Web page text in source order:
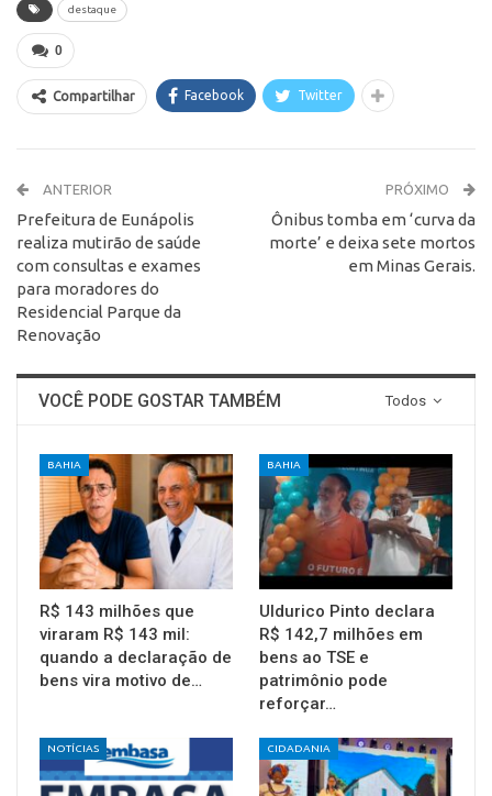
destaque
0
Compartilhar Facebook Twitter
ANTERIOR
Prefeitura de Eunápolis
realiza mutirão de saúde
com consultas e exames
para moradores do
Residencial Parque da
Renovação
PRÓXIMO
Ônibus tomba em ‘curva da
morte’ e deixa sete mortos
em Minas Gerais.
Todos
VOCÊ PODE GOSTAR TAMBÉM
BAHIA
R$ 143 milhões que
viraram R$ 143 mil:
quando a declaração de
bens vira motivo de…
BAHIA
Uldurico Pinto declara
R$ 142,7 milhões em
bens ao TSE e
patrimônio pode
reforçar…
NOTÍCIAS CIDADANIA